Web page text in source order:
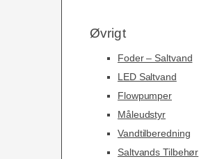
Øvrigt
Foder – Saltvand
LED Saltvand
Flowpumper
Måleudstyr
Vandtilberedning
Saltvands Tilbehør